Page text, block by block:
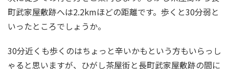
町武家屋敷跡へは2.2kmほどの距離です。歩くと30分弱と
いったところでしょうか。
30分近くも歩くのはちょっと辛いかもという方もいらっし
ゃると思いますが、ひがし茶屋街と長町武家屋敷跡の間に